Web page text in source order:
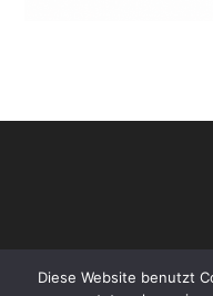
Diese Website benutzt